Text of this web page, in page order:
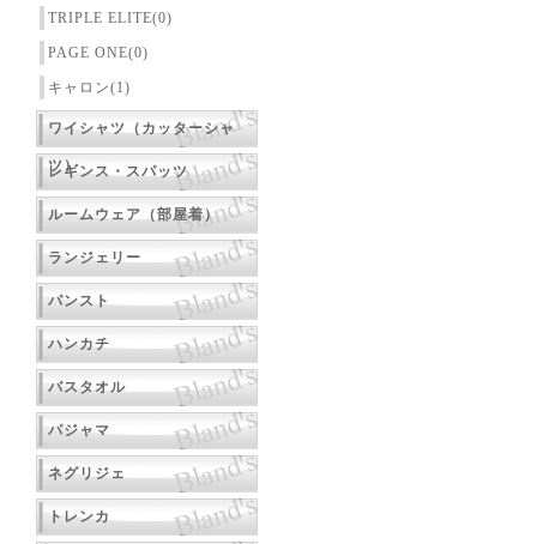
TRIPLE ELITE(0)
PAGE ONE(0)
キャロン(1)
ワイシャツ（カッターシャ
ツ）
レギンス・スパッツ
ルームウェア（部屋着）
ランジェリー
パンスト
ハンカチ
バスタオル
パジャマ
ネグリジェ
トレンカ